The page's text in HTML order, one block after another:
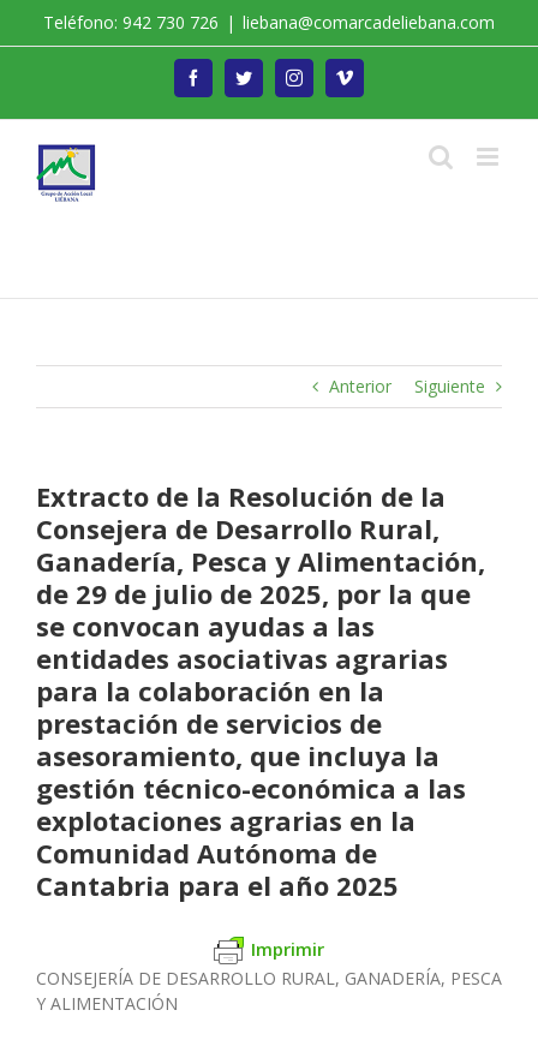
Teléfono: 942 730 726 | liebana@comarcadeliebana.com
FacebookTwitterInstagramVimeo
Anterior Siguiente
Extracto de la Resolución de la
Consejera de Desarrollo Rural,
Ganadería, Pesca y Alimentación,
de 29 de julio de 2025, por la que
se convocan ayudas a las
entidades asociativas agrarias
para la colaboración en la
prestación de servicios de
asesoramiento, que incluya la
gestión técnico-económica a las
explotaciones agrarias en la
Comunidad Autónoma de
Cantabria para el año 2025
Imprimir
CONSEJERÍA DE DESARROLLO RURAL, GANADERÍA, PESCA
Y ALIMENTACIÓN